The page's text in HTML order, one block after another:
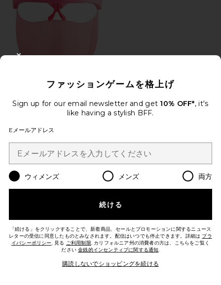
WRINKLIT LED MASK LEDマスク
Favorite DRX SPECTRALITE EYECARE MAX PO DEX
ファッションゲームを格上げ
Sign up for our email newsletter and get 10% OFF*, it's
like having a stylish BFF.
Eメールアドレス
ウィメンズ メンズ 両方
続ける
「続ける」をクリックすることで、新着商品、セールとプロモーションに関するニュース
レターの受信に同意したものとみなされます。配信はいつでも停止できます。詳細は プラ
イバシーポリシー. 見る ご利用制限. カリフォルニア州の消費者の方は、こちらをご覧く
ださい金銭的インセンティブに関する通知.
購読しないでショッピングを続ける